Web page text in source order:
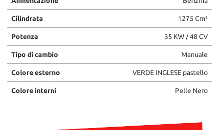
Cilindrata 1275 Cm³
Potenza 35 KW / 48 CV
Tipo di cambio Manuale
Colore esterno VERDE INGLESE pastello
Colore interni Pelle Nero